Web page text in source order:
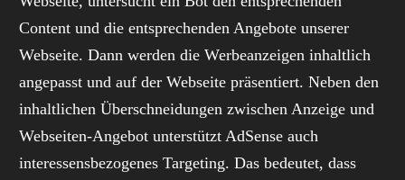
Content und die entsprechenden Angebote unserer
Webseite. Dann werden die Werbeanzeigen inhaltlich
angepasst und auf der Webseite präsentiert. Neben den
inhaltlichen Überschneidungen zwischen Anzeige und
Webseiten-Angebot unterstützt AdSense auch
interessensbezogenes Targeting. Das bedeutet, dass